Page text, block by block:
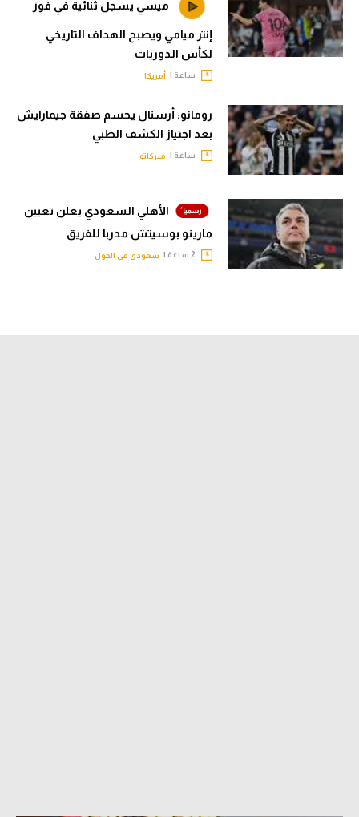
ميسي يسجل ثنائية في فوز
إنتر ميامي ويصبح الهداف التاريخي
لكأس الدوريات
ساعة | أمريكا
رومانو: أرسنال يحسم صفقة جيمارايش
بعد اجتياز الكشف الطبي
ساعة | ميركاتو
الأهلي السعودي يعلن تعيين
مارينو بوسيتش مدربا للفريق
سعودي في الجول